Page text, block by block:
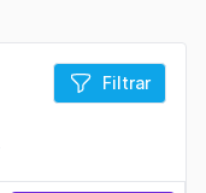
Filtrar